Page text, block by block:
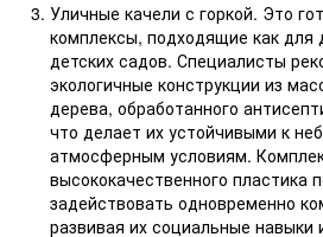
Уличные качели с горкой. Это
комплексы, подходящие как для
детских садов. Специалисты
экологичные конструкции из
дерева, обработанного
что делает их устойчивыми к
атмосферным условиям.
высококачественного пластика
задействовать одновременно
развивая их социальные навыки